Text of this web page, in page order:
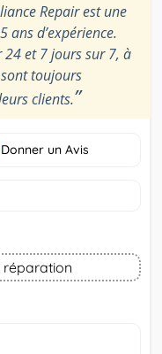
Repair est une
ans d’expérience.
et 7 jours sur 7, à
toujours
clients.”
Donner un Avis
réparation